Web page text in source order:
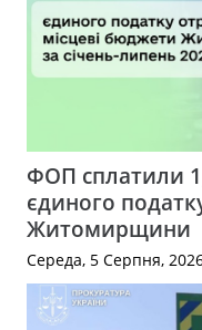
ФОП сплатили
єдиного
Житомирщини
Середа, 5 Серпня,